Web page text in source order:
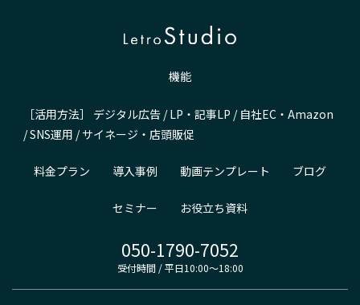
機能
［活用方法］ デジタル広告 /LP・記事LP / 自社EC・Amazon
/SNS運用 /サイネージ・店頭販促
料金プラン 導入事例 動画テンプレート ブログ
セミナー お役立ち資料
050-1790-7052
受付時間 / 平日10:00～18:00